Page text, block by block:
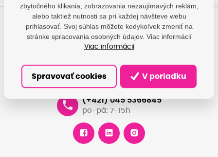
Máte otázky?
Dáme vám odpovede, pomôžeme nájsť najvhodnejšie
office@damedis.sk
(+421) 045 5366845
po-pá: 7-15h
zbytočného klikania, zobrazovania nezaujímavých reklám,
alebo taktiež nutnosti sa pri každej návšteve webu
prihlasovať. Svoj súhlas môžete kedykoľvek zmeniť na
stránke spracovania osobných údajov. Viac informácií
Viac informácií
Spravovať cookies V poriadku